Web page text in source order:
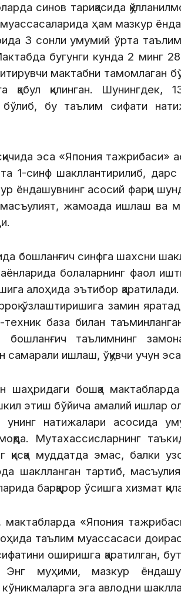
синов тариқасида
ҳам мазкур
3 сонли умумий ўрта
бугунги кунда 2 минг
мактабни тамомлаган
қабул қилинган.
бўлиб, бу таълим сифати
эса «Япония тажрибаси»
1-синф шакллантирилиб,
ёндашувнинг асосий фарқи
жамоада ишлаш ва
бошланғич синфга шахсни
болаларнинг фаол
алоҳида эътибор
ўзлаштиришига замин
база билан
таълимнинг
самарали ишлаш, ўқувчи учун
шаҳридаги бошқа
этиш бўйича амалий ишлар
унинг натижалари асосида
Мутахассисларнинг
қисқа муддатда эмас, балки
шаклланган тартиб,
барқарор ўсишга хизмат
мактабларда «Япония
таълим муассасаси
оширишга қаратилган,
Энг муҳими, мазкур
эга авлодни